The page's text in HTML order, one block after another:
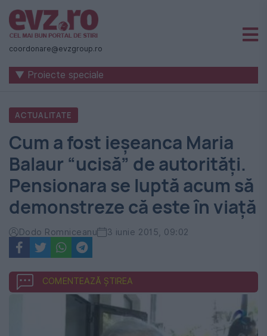
Știri
naționale
internaționale
România
-
Evenimentul
Zilei
coordonare@evzgroup.ro
▼ Proiecte speciale
ACTUALITATE
Cum a fost ieşeanca Maria
Balaur “ucisă” de autorităţi.
Pensionara se luptă acum să
demonstreze că este în viaţă
Dodo Romniceanu 3 iunie 2015, 09:02
COMENTEAZĂ ȘTIREA